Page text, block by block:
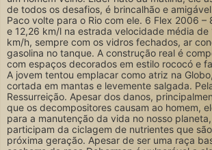
de todos os desafios, é brincalhão e
Paco volte para o Rio com ele. 6 Flex 2006 –
e 12,26 km/l na estrada velocidade média de
km/h, sempre com os vidros fechados, ar
gasolina no tanque. A construção real é
com espaços decorados em estilo rococó e
A jovem tentou emplacar como atriz na
cortada em mantas e levemente salgada.
Ressurreição. Apesar dos danos,
que os decompositores causam ao homem,
para a manutenção da vida no nosso
participam da ciclagem de nutrientes que
próxima geração. Apesar de ser uma raça